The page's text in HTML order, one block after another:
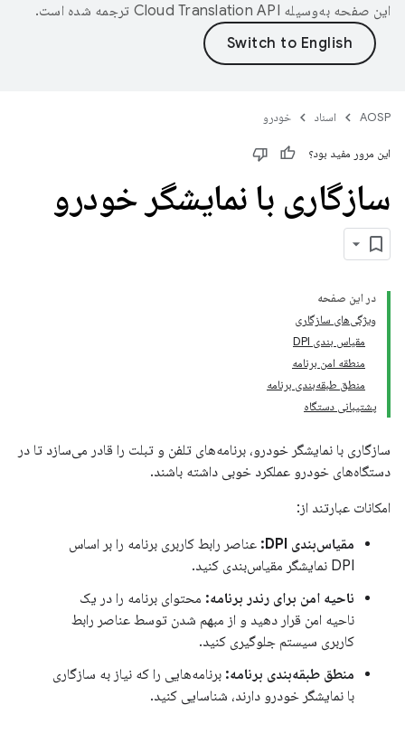
این صفحه به‌وسیله ترجمه شده است.
AOSP اسناد خودرو
این مرور مفید بود؟
سازگاری با نمایشگر خودرو
در این صفحه
ویژگی‌های سازگاری
مقیاس بندی DPI
منطقه امن برنامه
منطق طبقه‌بندی برنامه
پشتیبانی دستگاه
سازگاری با نمایشگر خودرو، برنامه‌های تلفن و تبلت را قادر می‌سازد تا در
دستگاه‌های خودرو عملکرد خوبی داشته باشند.
امکانات عبارتند از:
مقیاس‌بندی DPI:
عناصر رابط کاربری برنامه را بر اساس
DPI نمایشگر مقیاس‌بندی کنید.
ناحیه امن برای رندر برنامه: محتوای برنامه را در یک
ناحیه امن قرار دهید و از مبهم شدن توسط عناصر رابط
کاربری سیستم جلوگیری کنید.
منطق طبقه‌بندی برنامه: برنامه‌هایی را که نیاز به سازگاری
با نمایشگر خودرو دارند، شناسایی کنید.